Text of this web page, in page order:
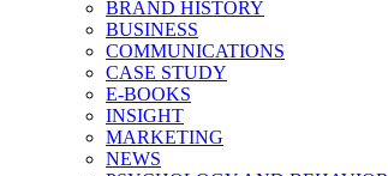
BRAND HISTORY
BUSINESS
COMMUNICATIONS
CASE STUDY
E-BOOKS
INSIGHT
MARKETING
NEWS